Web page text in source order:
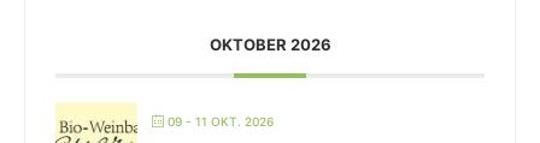
OKTOBER 2026
09 - 11 OKT. 2026